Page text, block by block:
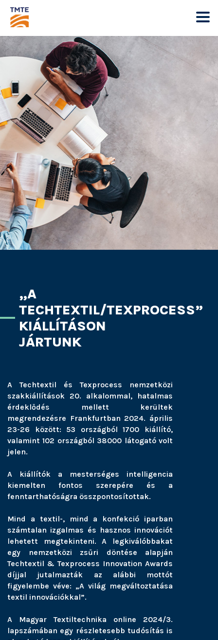
„A
TECHTEXTIL/TEXPROCESS”
KIÁLLÍTÁSON
JÁRTUNK
A Techtextil és Texprocess nemzetközi
szakkiállítások 20. alkalommal, hatalmas
érdeklődés mellett kerültek
megrendezésre Frankfurtban 2024. április
23-26 között: 53 országból 1700 kiállító,
valamint 102 országból 38000 látogató volt
jelen.
A kiállítók a mesterséges intelligencia
kiemelten fontos szerepére és a
fenntarthatóságra összpontosítottak.
Mind a textil-, mind a konfekció iparban
számtalan izgalmas és hasznos innovációt
lehetett megtekinteni. A legkiválóbbakat
egy nemzetközi zsűri döntése alapján
Techtextil & Texprocess Innovation Awards
díjjal jutalmazták az alábbi mottót
figyelembe véve: „A világ megváltoztatása
textil innovációkkal”.
A Magyar Textiltechnika online 2024/3.
lapszámában egy részletesebb tudósítás is